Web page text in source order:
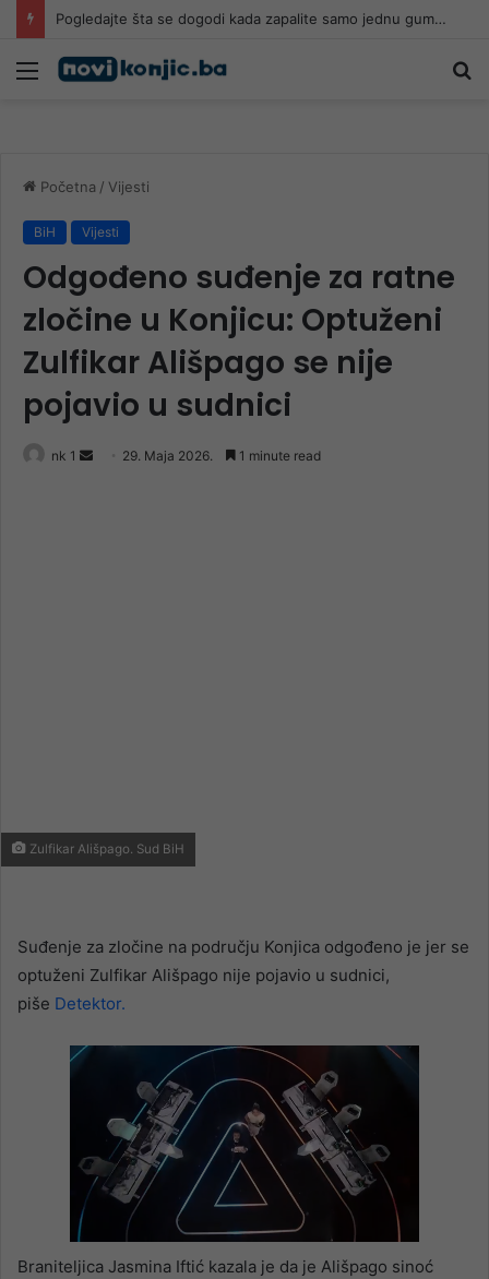
Pogledajte šta se dogodi kada zapalite samo jednu gumu: Snimak je zastrašujući
Meni
Početna / Vijesti
BiH Vijesti
Odgođeno suđenje za ratne
zločine u Konjicu: Optuženi
Zulfikar Ališpago se nije
pojavio u sudnici
nk 1
Send 29. Maja 2026. 1 minute read
Zulfikar Ališpago. Sud BiH
Suđenje za zločine na području Konjica odgođeno je jer se
optuženi Zulfikar Ališpago nije pojavio u sudnici,
piše Detektor.
Braniteljica Jasmina Iftić kazala je da je Ališpago sinoć